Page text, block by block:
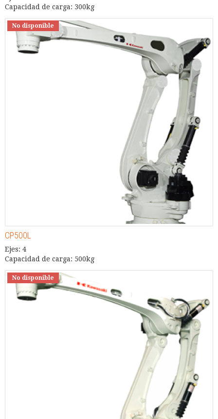
Capacidad de carga: 300kg
No disponible
CP500L
Ejes: 4
Capacidad de carga: 500kg
No disponible